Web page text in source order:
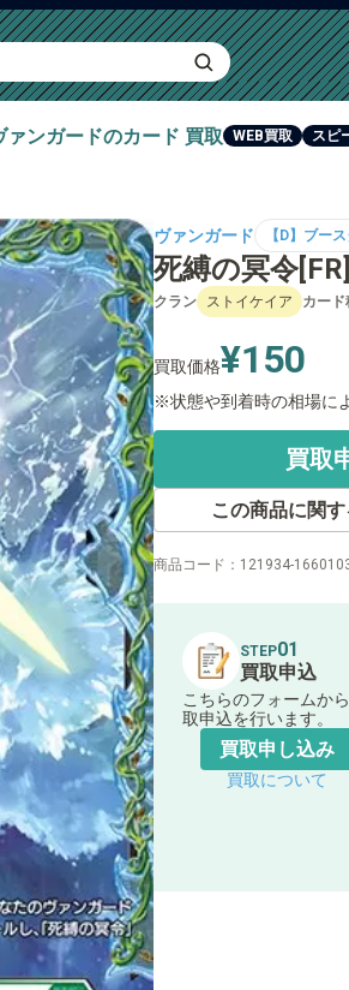
ァンガードのカード 買取 WEB買取 スピ
ヴァンガード 【D】ブー
死縛の冥令
クラン ストイケイア カード
買取価格¥150
状態や到着時の相場に
買取
この商品に関
商品コード： 121934-
STEP01
買取申込
こちらのフォームか
取申込を行います。
買取申し込み
買取について